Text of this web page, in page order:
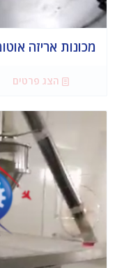
מכונות אריזה
הצג פרטים